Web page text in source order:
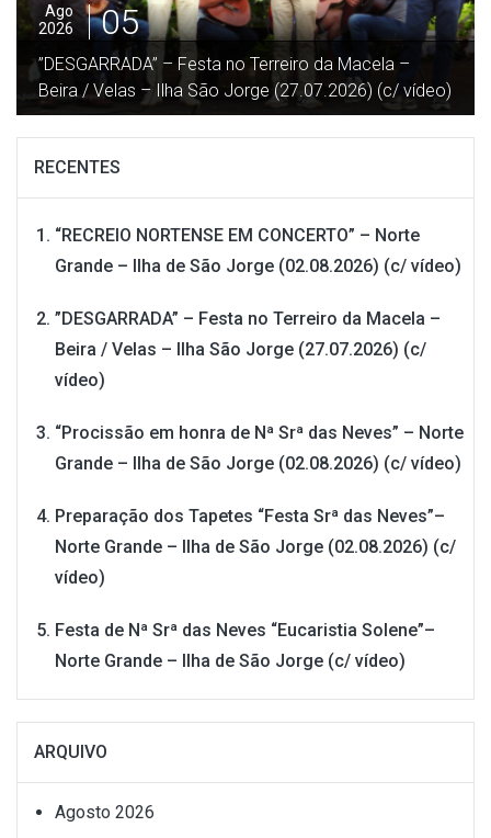
Ago
2026
04
“Procissão em honra de Nª Srª das Neves” – Norte
Grande – Ilha de São Jorge (02.08.2026) (c/ vídeo)
RECENTES
“RECREIO NORTENSE EM CONCERTO” – Norte
Grande – Ilha de São Jorge (02.08.2026) (c/ vídeo)
”DESGARRADA” – Festa no Terreiro da Macela –
Beira / Velas – Ilha São Jorge (27.07.2026) (c/
vídeo)
“Procissão em honra de Nª Srª das Neves” – Norte
Grande – Ilha de São Jorge (02.08.2026) (c/ vídeo)
Preparação dos Tapetes “Festa Srª das Neves”–
Norte Grande – Ilha de São Jorge (02.08.2026) (c/
vídeo)
Festa de Nª Srª das Neves “Eucaristia Solene”–
Norte Grande – Ilha de São Jorge (c/ vídeo)
ARQUIVO
Agosto 2026